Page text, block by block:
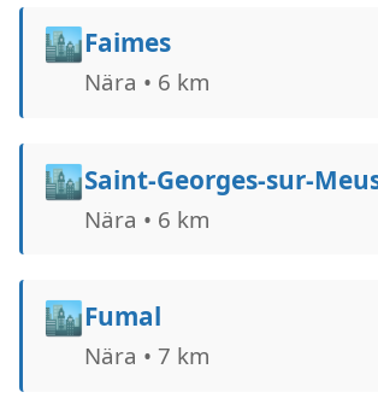
🏙️Faimes
Nära • 6 km
🏙️Saint-Georges-sur-
Nära • 6 km
🏙️Fumal
Nära • 7 km